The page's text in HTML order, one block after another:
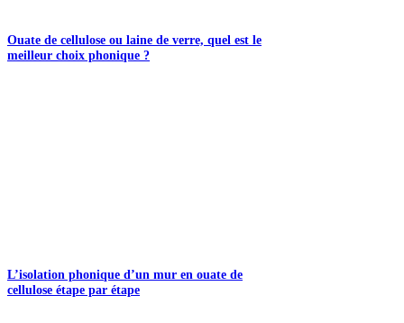
Ouate de cellulose ou laine de verre, quel est le
meilleur choix phonique ?
L’isolation phonique d’un mur en ouate de
cellulose étape par étape